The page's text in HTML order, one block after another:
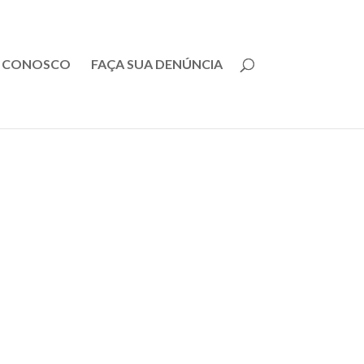
CONOSCO FAÇA SUA DENÚNCIA